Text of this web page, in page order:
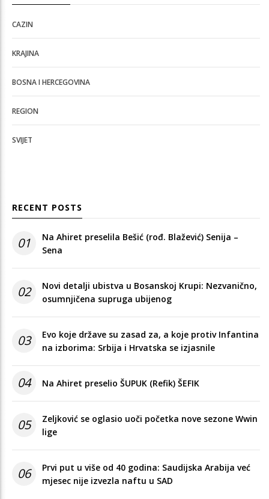
CAZIN
KRAJINA
BOSNA I HERCEGOVINA
REGION
SVIJET
RECENT POSTS
01
Na Ahiret preselila Bešić (rođ. Blažević) Senija –
Sena
02
Novi detalji ubistva u Bosanskoj Krupi: Nezvanično,
osumnjičena supruga ubijenog
03
Evo koje države su zasad za, a koje protiv Infantina
na izborima: Srbija i Hrvatska se izjasnile
04 Na Ahiret preselio ŠUPUK (Refik) ŠEFIK
05
Zeljković se oglasio uoči početka nove sezone Wwin
lige
06
Prvi put u više od 40 godina: Saudijska Arabija već
mjesec nije izvezla naftu u SAD